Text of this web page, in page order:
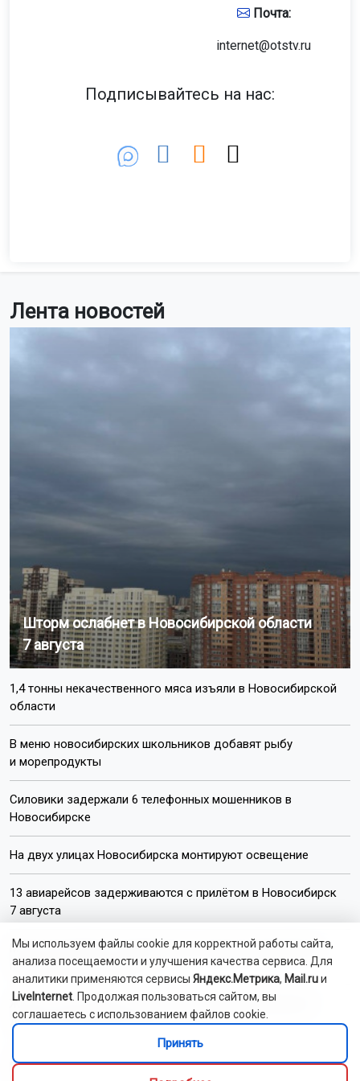
Лента новостей
Шторм ослабнет в Новосибирской области
7 августа
1,4 тонны некачественного мяса изъяли в Новосибирской
области
В меню новосибирских школьников добавят рыбу
и морепродукты
Силовики задержали 6 телефонных мошенников в
Новосибирске
На двух улицах Новосибирска монтируют освещение
13 авиарейсов задерживаются с прилётом в Новосибирск
7 августа
Мэр Новосибирска Кудрявцев возглавил медиарейтинг
первых лиц столиц СФО
Жители новосибирского посёлка Садовый перекрыли
дорогу для мусоровозов
Движение на трассе «Новосибирск — Ленинск-Кузнецкий»
Почта:
internet@otstv.ru
Подписывайтесь на нас:
Мы используем файлы cookie для корректной работы сайта,
анализа посещаемости и улучшения качества сервиса. Для
аналитики применяются сервисы Яндекс.Метрика, Mail.ruи
LiveInternet . Продолжая пользоваться сайтом, вы
соглашаетесь с использованием файлов cookie.
Принять